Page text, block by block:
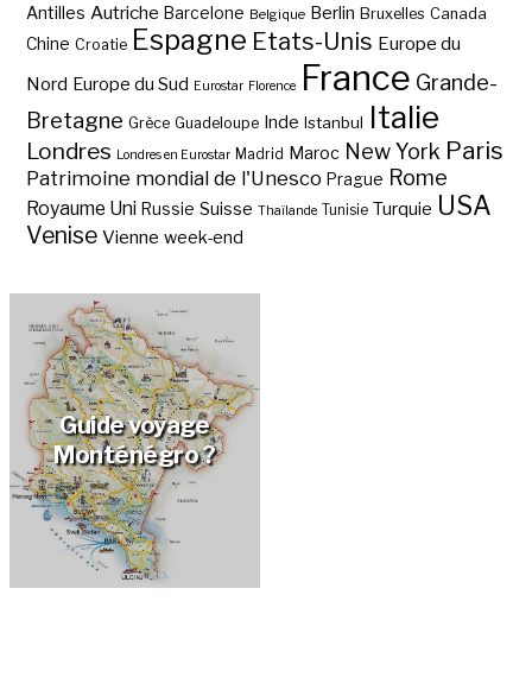
Antilles Autriche Barcelone Belgique Berlin Bruxelles Canada
Chine Croatie Espagne Etats-Unis Europe du
Nord Europe du Sud Eurostar Florence France Grande-
Bretagne Grèce Guadeloupe Inde Istanbul Italie
Londres Londres en Eurostar Madrid Maroc New York Paris
Patrimoine mondial de l'Unesco Prague Rome
Royaume Uni Russie Suisse Thaïlande Tunisie Turquie USA
Venise Vienne week-end
Guide voyage
Monténégro ?